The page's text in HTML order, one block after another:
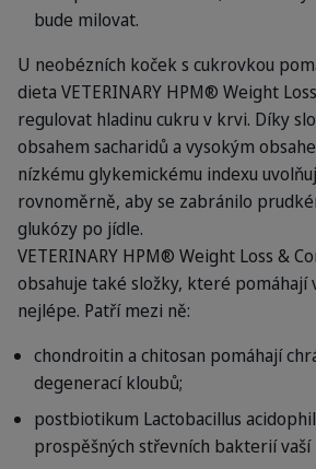
bude milovat.
U neobézních koček s cukrovkou
dieta VETERINARY HPM® Weight
regulovat hladinu cukru v krvi. Díky
obsahem sacharidů a vysokým
nízkému glykemickému indexu
rovnoměrně, aby se zabránilo
glukózy po jídle.
VETERINARY HPM® Weight Loss &
obsahuje také složky, které pomáhají
nejlépe. Patří mezi ně:
chondroitin a chitosan pomáhají
degenerací kloubů;
postbiotikum Lactobacillus
prospěšných střevních bakterií vaší